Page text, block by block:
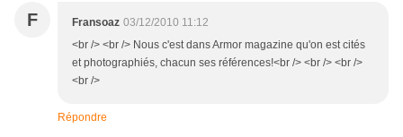
F Fransoaz 03/12/2010 11:12
<br /> <br /> Nous c'est dans Armor magazine qu'on est cités
et photographiés, chacun ses références!<br /> <br /> <br />
<br />
Répondre